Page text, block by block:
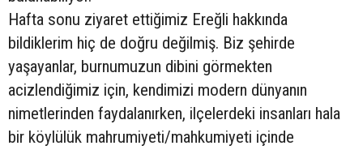
Hafta sonu ziyaret ettiğimiz Ereğli hakkında
bildiklerim hiç de doğru değilmiş. Biz şehirde
yaşayanlar, burnumuzun dibini görmekten
acizlendiğimiz için, kendimizi modern dünyanın
nimetlerinden faydalanırken, ilçelerdeki insanları hala
bir köylülük mahrumiyeti/mahkumiyeti içinde